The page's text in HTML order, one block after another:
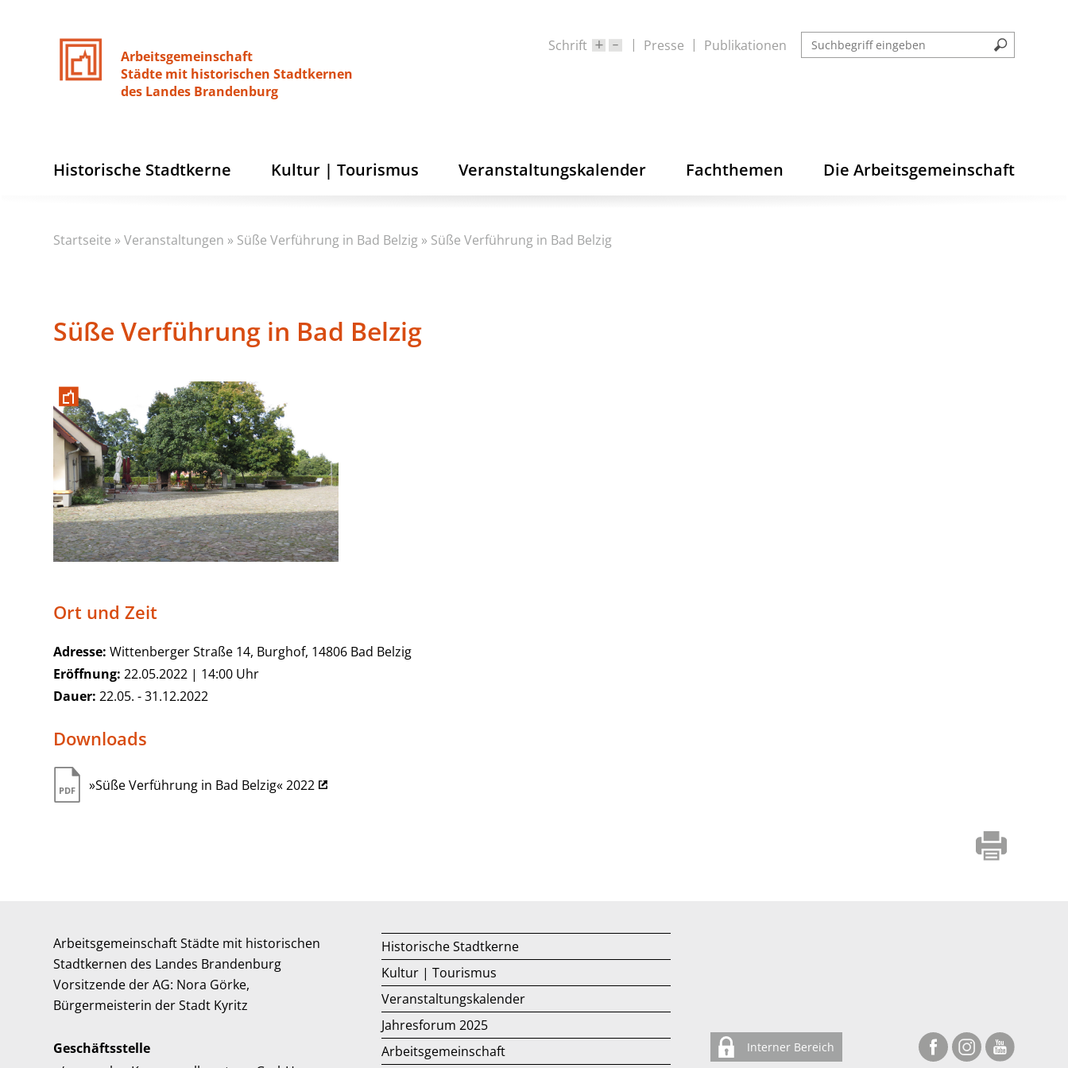
Arbeitsgemeinschaft
Städte mit historischen Stadtkernen
des Landes Brandenburg
Schrift Presse Publikationen
Historische Stadtkerne Kultur | Tourismus Veranstaltungskalender Fachthemen Die Arbeitsgemeinschaft
Startseite »Veranstaltungen » Süße Verführung in Bad Belzig » Süße Verführung in Bad Belzig
Süße Verführung in Bad Belzig
Ort und Zeit
Adresse: Wittenberger Straße 14, Burghof, 14806 Bad Belzig
Eröffnung: 22.05.2022 | 14:00 Uhr
Dauer: 22.05. - 31.12.2022
Downloads
»Süße Verführung in Bad Belzig« 2022
Arbeitsgemeinschaft Städte mit historischen
Stadtkernen des Landes Brandenburg
Vorsitzende der AG: Nora Görke,
Bürgermeisterin der Stadt Kyritz
Geschäftsstelle
Historische Stadtkerne
Kultur | Tourismus
Veranstaltungskalender
Jahresforum 2025
Arbeitsgemeinschaft
Interner Bereich